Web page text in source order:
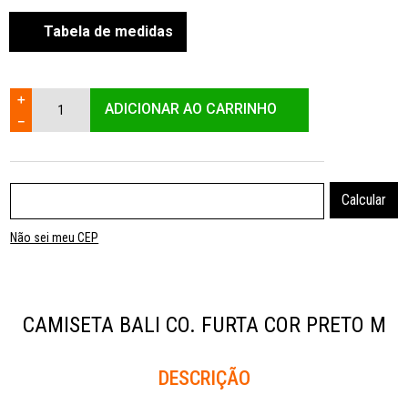
Tabela de medidas
＋
－
ADICIONAR AO CARRINHO
Não sei meu CEP
CAMISETA BALI CO. FURTA COR PRETO M
Descrição